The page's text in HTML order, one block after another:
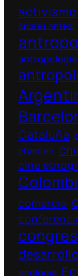
activismo
Andrés Antebi
Cataluña
chaman
cine
comercio
desarrollo
ecologia